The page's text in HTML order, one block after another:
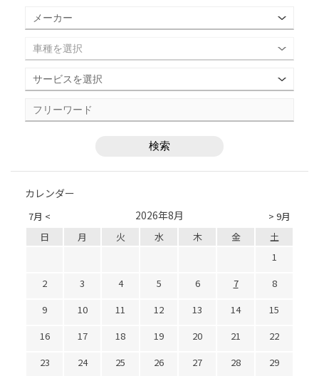
カレンダー
7月 < > 9月
2026年8月
日 月 火 水 木 金
土
1
2
3 4 5 6 7
8
9
10 11 12 13 14
15
16
17 18 19 20 21
22
23
24 25 26 27 28
29